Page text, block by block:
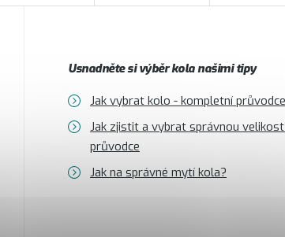
Usnadněte si výběr kola našimi tipy
Jak vybrat kolo - kompletní
Jak zjistit a vybrat správnou
průvodce
Jak na správné mytí kola?